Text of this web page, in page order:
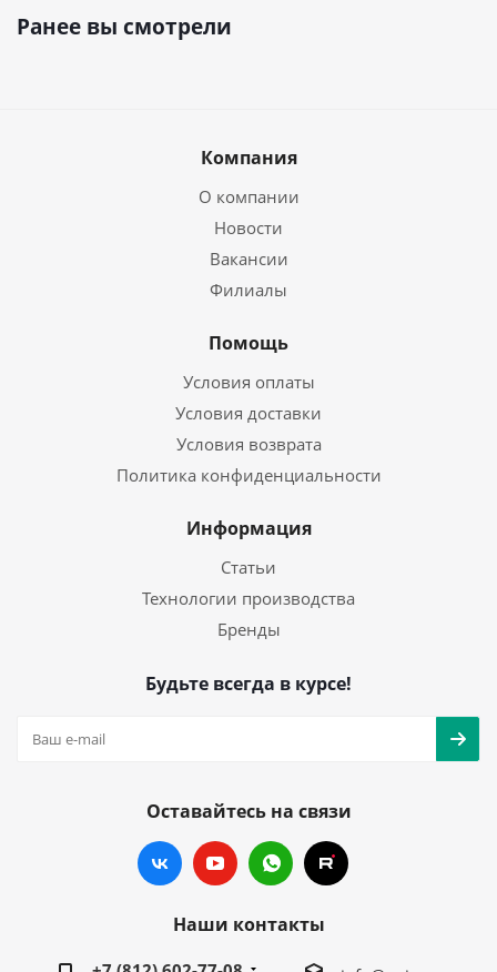
Ранее вы смотрели
Компания
О компании
Новости
Вакансии
Филиалы
Помощь
Условия оплаты
Условия доставки
Условия возврата
Политика конфиденциальности
Информация
Статьи
Технологии производства
Бренды
Будьте всегда в курсе!
Оставайтесь на связи
Наши контакты